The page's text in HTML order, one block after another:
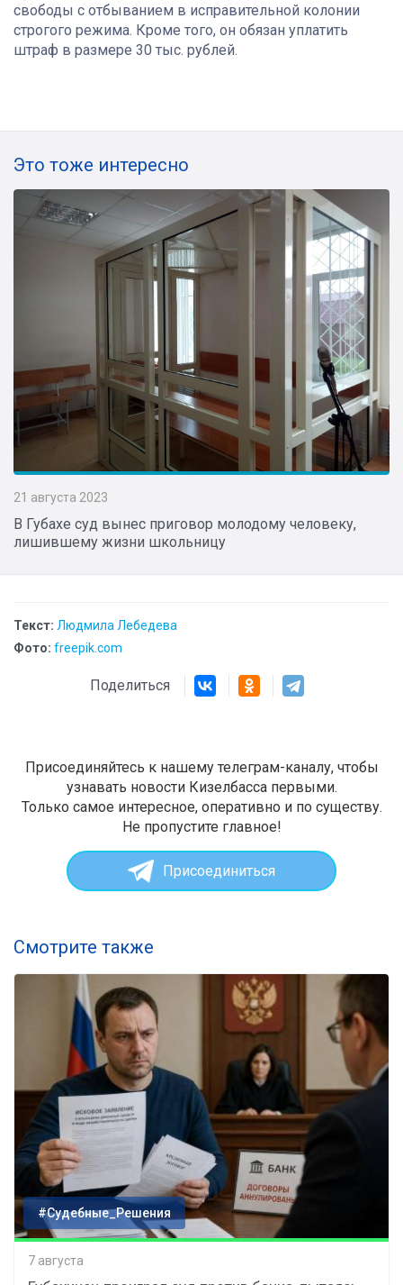
свободы с отбыванием в исправительной колонии
строгого режима. Кроме того, он обязан уплатить
штраф в размере 30 тыс. рублей.
Это тоже интересно
21 августа 2023
В Губахе суд вынес приговор молодому человеку,
лишившему жизни школьницу
Текст: Людмила Лебедева
Фото: freepik.com
Поделиться
Присоединяйтесь к нашему телеграм-каналу, чтобы
узнавать новости Кизелбасса первыми.
Только самое интересное, оперативно и по существу.
Не пропустите главное!
Присоединиться
Смотрите также
#Судебные_Решения
7 августа